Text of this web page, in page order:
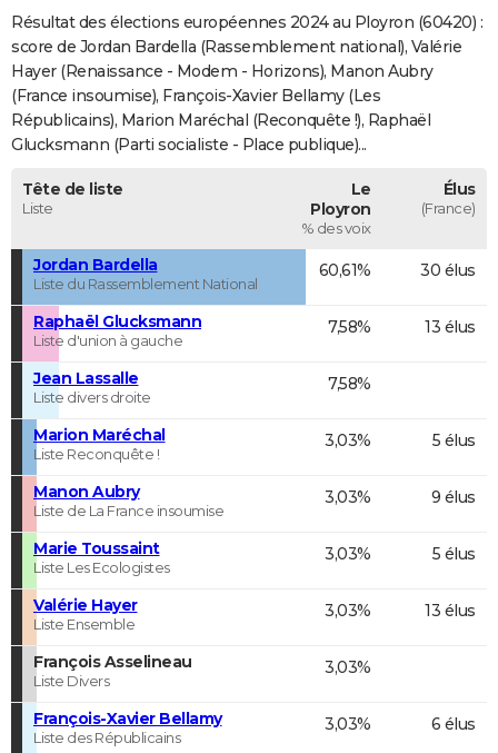
COPAINS D'AVANT
S'inscrire
Se connecter
Lycées
Collèges
Primaires
Universités
Entreprises
Service militaire
Avis de recherche
AVIS DE DÉCÈS
FORUM
Résultat des élections européennes 2024 au Ployron (60420) :
score de Jordan Bardella (Rassemblement national), Valérie
Hayer (Renaissance - Modem - Horizons), Manon Aubry
(France insoumise), François-Xavier Bellamy (Les
Républicains), Marion Maréchal (Reconquête !), Raphaël
Glucksmann (Parti socialiste - Place publique)...
Tête de liste
Liste
Le
Ployron
% des voix
Élus
(France)
Jordan Bardella
Liste du Rassemblement National
60,61% 30 élus
Raphaël Glucksmann
Liste d'union à gauche
7,58% 13 élus
Jean Lassalle
Liste divers droite
7,58%
Marion Maréchal
Liste Reconquête !
3,03% 5 élus
Manon Aubry
Liste de La France insoumise
3,03% 9 élus
Marie Toussaint
Liste Les Ecologistes
3,03% 5 élus
Valérie Hayer
Liste Ensemble
3,03% 13 élus
François Asselineau
Liste Divers
3,03%
François-Xavier Bellamy
Liste des Républicains
3,03% 6 élus